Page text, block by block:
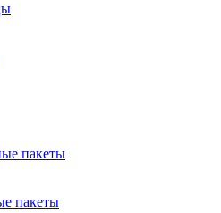
пакеты
пакеты